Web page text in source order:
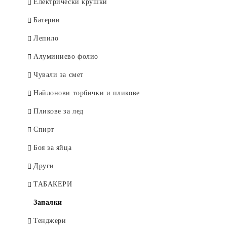
Рубела
SYOSS
Къна
Елеа
Изрусители и обезцветители
Galant
Електрически крушки
Батерии
Лепило
Алуминиево фолио
Чували за смет
Найлонови торбички и пликове
Пликове за лед
Спирт
Боя за яйца
Други
ТАБАКЕРИ
Запалки
Тенджери